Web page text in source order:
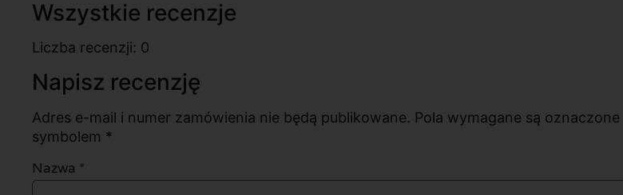
Wszystkie recenzje
Liczba recenzji: 0
Napisz recenzję
Adres e-mail i numer zamówienia nie będą publikowane. Pola wymagane są oznaczone
symbolem *
Nazwa *